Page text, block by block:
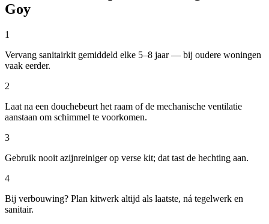
Goy
1
Vervang sanitairkit gemiddeld elke 5–8 jaar — bij oudere woningen
vaak eerder.
2
Laat na een douchebeurt het raam of de mechanische ventilatie
aanstaan om schimmel te voorkomen.
3
Gebruik nooit azijnreiniger op verse kit; dat tast de hechting aan.
4
Bij verbouwing? Plan kitwerk altijd als laatste, ná tegelwerk en
sanitair.